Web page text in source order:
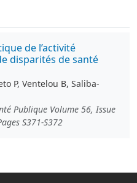
de l’activité
disparités de santé
P, Ventelou B, Saliba-
Publique Volume 56, Issue
S371-S372